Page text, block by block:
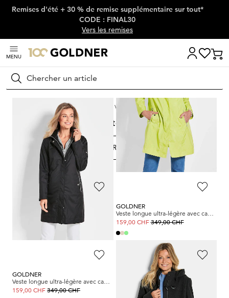
Passer la navigation, aller directement au contenu
Remises d'été + 30 % de remise supplémentaire sur tout*
CODE : FINAL30
Vers les remises
MENU
Rechercher
Mode femme Vestes & blazers Manteaux
Manteaux
Produits
FILTRER ET TRIER
GOLDNER
159,00 CHF349,00 CHF
GOLDNER
Veste longue ultra-légère avec capuche invisible
159,00 CHF349,00 CHF
GOLDNER
Veste longue ultra-légère avec capuche invisible
159,00 CHF 349,00 CHF
GOLDNER
369,00 CHF